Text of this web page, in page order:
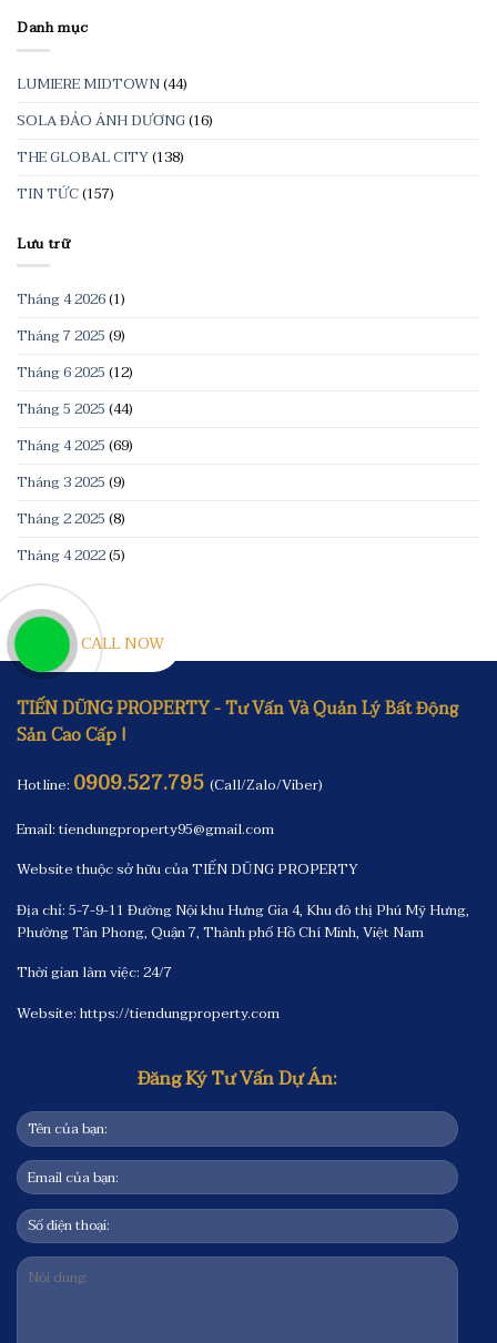
Danh mục
LUMIERE MIDTOWN(44)
SOLA ĐẢO ÁNH DƯƠNG(16)
THE GLOBAL CITY(138)
TIN TỨC(157)
Lưu trữ
Tháng 4 2026(1)
Tháng 7 2025(9)
Tháng 6 2025(12)
Tháng 5 2025(44)
Tháng 4 2025(69)
Tháng 3 2025(9)
Tháng 2 2025(8)
Tháng 4 2022(5)
TIẾN DŨNG PROPERTY - Tư Vấn Và Quản Lý Bất Động
Sản Cao Cấp !
Hotline: 0909.527.795 (Call/Zalo/Viber)
Email: tiendungproperty95@gmail.com
Website thuộc sở hữu của TIẾN DŨNG PROPERTY
Địa chỉ: 5-7-9-11 Đường Nội khu Hưng Gia 4, Khu đô thị Phú Mỹ Hưng,
Phường Tân Phong, Quận 7, Thành phố Hồ Chí Minh, Việt Nam
Thời gian làm việc: 24/7
Website:https://tiendungproperty.com
Đăng Ký Tư Vấn Dự Án:
CALL NOW